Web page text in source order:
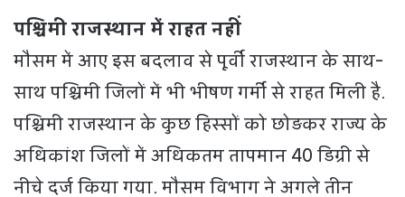
पश्चिमी राजस्थान में राहत नहीं
मौसम में आए इस बदलाव से पूर्वी राजस्थान के साथ-
साथ पश्चिमी जिलों में भी भीषण गर्मी से राहत मिली है.
पश्चिमी राजस्थान के कुछ हिस्सों को छोड़कर राज्य के
अधिकांश जिलों में अधिकतम तापमान 40 डिग्री से
नीचे दर्ज किया गया. मौसम विभाग ने अगले तीन